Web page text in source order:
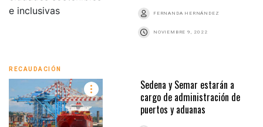
FERNANDA HERNÁNDEZ
NOVIEMBRE 9, 2022
RECAUDACIÓN
Sedena y Semar estarán a
cargo de administración de
puertos y aduanas